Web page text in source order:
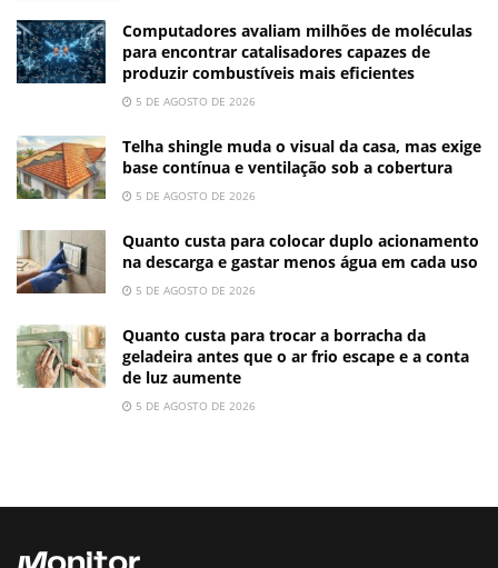
Computadores avaliam milhões de moléculas
para encontrar catalisadores capazes de
produzir combustíveis mais eficientes
5 DE AGOSTO DE 2026
Telha shingle muda o visual da casa, mas exige
base contínua e ventilação sob a cobertura
5 DE AGOSTO DE 2026
Quanto custa para colocar duplo acionamento
na descarga e gastar menos água em cada uso
5 DE AGOSTO DE 2026
Quanto custa para trocar a borracha da
geladeira antes que o ar frio escape e a conta
de luz aumente
5 DE AGOSTO DE 2026